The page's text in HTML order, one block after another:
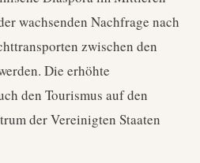
wachsenden Nachfrage nach
zwischen den
Die erhöhte
den Tourismus auf den
der Vereinigten Staaten